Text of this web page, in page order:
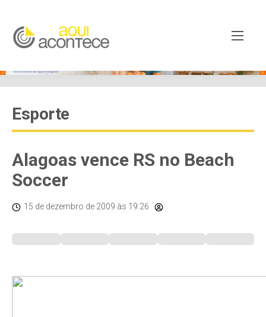
Esporte
Alagoas vence RS no Beach
Soccer
15 de dezembro de 2009 às 19:26